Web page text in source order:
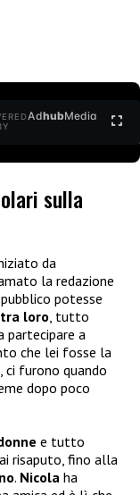
AdhubMedia
sulla
da
la redazione
potesse
tra loro, tutto
partecipare a
che lei fosse la
ci furono quando
dopo poco
e tutto
risaputo, fino alla
. Nicola ha